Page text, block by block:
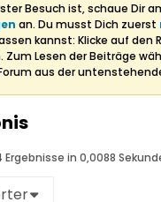
Besuch ist, schaue Dir
an. Du musst Dich zuerst
kannst: Klicke auf den
Lesen der Beiträge
aus der
Ergebnisse in 0,0088